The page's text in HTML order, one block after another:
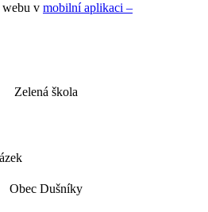
webu v mobilní aplikaci –
Zelená škola
Obec Dušníky